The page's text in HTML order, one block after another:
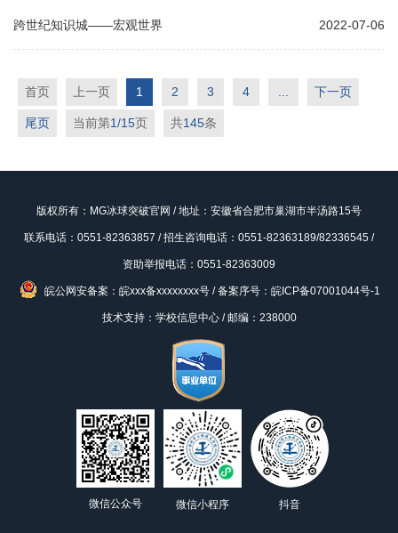
跨世纪知识城——宏观世界 2022-07-06
首页 上一页 1 2 3 4 下一页
尾页 当前第1/15页 共145条
版权所有：MG冰球突破官网 / 地址：安徽省合肥市巢湖市半汤路15号
联系电话：0551-82363857 / 招生咨询电话：0551-82363189/82336545 /
资助举报电话：0551-82363009
皖公网安备案：皖xxx备xxxxxxxx号/备案序号：皖ICP备07001044号-1
技术支持：学校信息中心 / 邮编：238000
微信公众号 微信小程序 抖音